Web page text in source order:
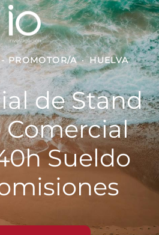
PROMOTOR/A · HUELVA
de Stand
Comercial
Sueldo